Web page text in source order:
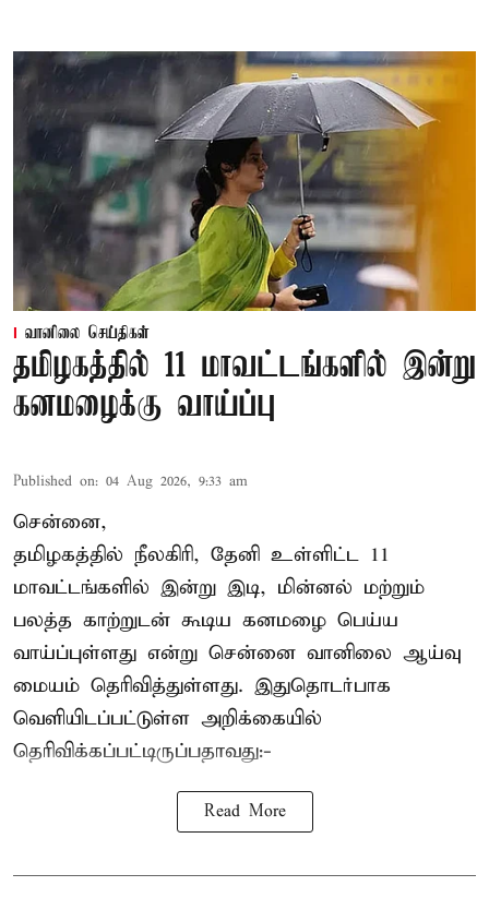
வானிலை செய்திகள்
தமிழகத்தில் 11 மாவட்டங்களில் இன்று
கனமழைக்கு வாய்ப்பு
Published on: 04 Aug 2026, 9:33 am
சென்னை,
தமிழகத்தில் நீலகிரி, தேனி உள்ளிட்ட 11
மாவட்டங்களில் இன்று இடி, மின்னல் மற்றும்
பலத்த காற்றுடன் கூடிய கனமழை பெய்ய
வாய்ப்புள்ளது என்று சென்னை வானிலை ஆய்வு
மையம் தெரிவித்துள்ளது. இதுதொடர்பாக
வெளியிடப்பட்டுள்ள அறிக்கையில்
தெரிவிக்கப்பட்டிருப்பதாவது:-
Read More